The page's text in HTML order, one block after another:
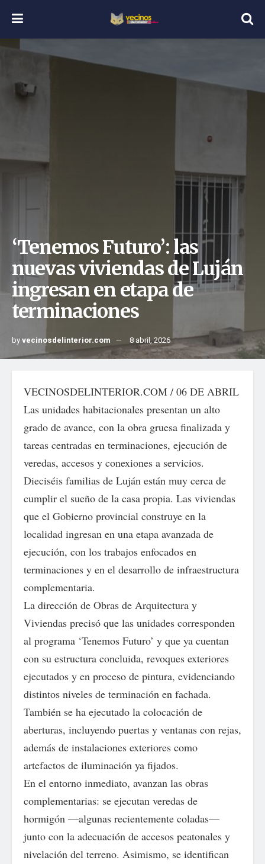
‘Tenemos Futuro’: las
nuevas viviendas de Luján
ingresan en etapa de
terminaciones
byvecinosdelinterior.com 8 abril, 2026
VECINOSDELINTERIOR.COM / 06 DE ABRIL
Las unidades habitacionales presentan un alto
grado de avance, con la obra gruesa finalizada y
tareas centradas en terminaciones, ejecución de
veredas, accesos y conexiones a servicios.
Dieciséis familias de Luján están muy cerca de
cumplir el sueño de la casa propia. Las viviendas
que el Gobierno provincial construye en la
localidad ingresan en una etapa avanzada de
ejecución, con los trabajos enfocados en
terminaciones y en el desarrollo de infraestructura
complementaria.
La dirección de Obras de Arquitectura y
Viviendas precisó que las unidades corresponden
al programa ‘Tenemos Futuro’ y que ya cuentan
con su estructura concluida, revoques exteriores
ejecutados y en proceso de pintura, evidenciando
distintos niveles de terminación en fachada.
También se ha ejecutado la colocación de
aberturas, incluyendo puertas y ventanas con rejas,
además de instalaciones exteriores como
artefactos de iluminación ya fijados.
En el entorno inmediato, avanzan las obras
complementarias: se ejecutan veredas de
hormigón —algunas recientemente coladas—
junto con la adecuación de accesos peatonales y
nivelación del terreno. Asimismo, se identifican